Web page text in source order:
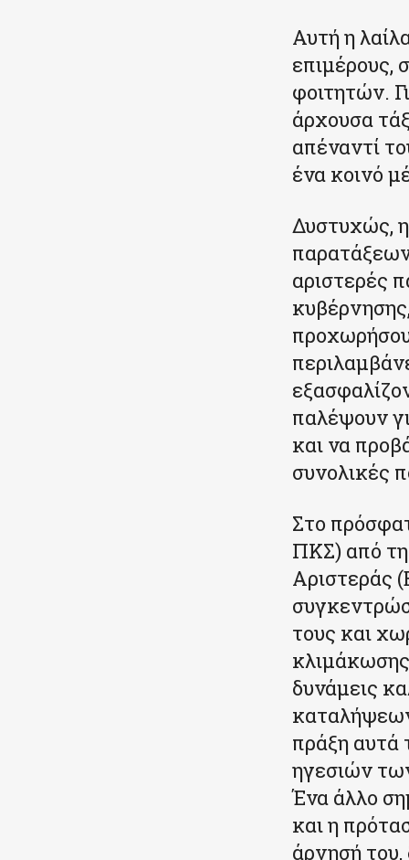
Αυτή η
επιμέρους,
φοιτητών.
άρχουσα
απέναντί
ένα κοινό
Δυστυχώς,
αριστερές
παλέψουν
και να
συνολικές
Στο
ΠΚΣ) από τη
Αριστεράς
τους και
δυνάμεις
πράξη αυτά
ηγεσιών
Ένα άλλο
και η
άρνησή